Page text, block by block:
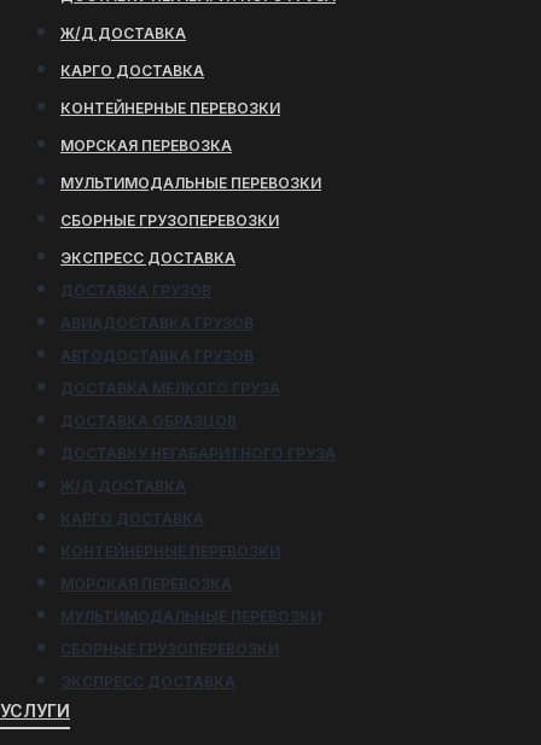
Ж/Д ДОСТАВКА
КАРГО ДОСТАВКА
КОНТЕЙНЕРНЫЕ ПЕРЕВОЗКИ
МОРСКАЯ ПЕРЕВОЗКА
МУЛЬТИМОДАЛЬНЫЕ ПЕРЕВОЗКИ
СБОРНЫЕ ГРУЗОПЕРЕВОЗКИ
ЭКСПРЕСС ДОСТАВКА
ДОСТАВКА ГРУЗОВ
АВИАДОСТАВКА ГРУЗОВ
АВТОДОСТАВКА ГРУЗОВ
ДОСТАВКА МЕЛКОГО ГРУЗА
ДОСТАВКА ОБРАЗЦОВ
ДОСТАВКУ НЕГАБАРИТНОГО ГРУЗА
Ж/Д ДОСТАВКА
КАРГО ДОСТАВКА
КОНТЕЙНЕРНЫЕ ПЕРЕВОЗКИ
МОРСКАЯ ПЕРЕВОЗКА
МУЛЬТИМОДАЛЬНЫЕ ПЕРЕВОЗКИ
СБОРНЫЕ ГРУЗОПЕРЕВОЗКИ
ЭКСПРЕСС ДОСТАВКА
УСЛУГИ